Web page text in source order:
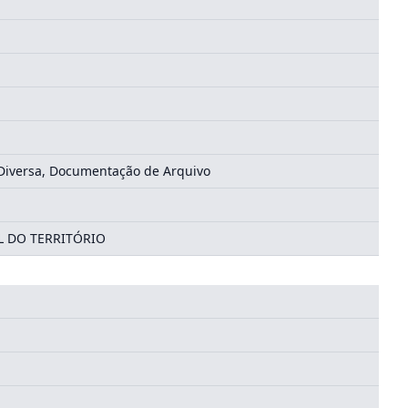
Documentação de Arquivo
DO TERRITÓRIO